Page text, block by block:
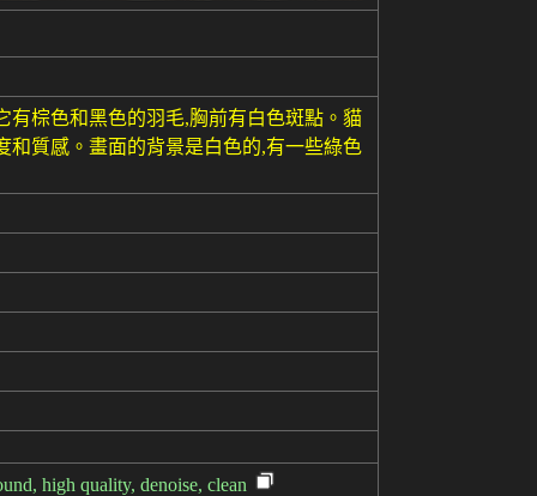
有棕色和黑色的羽毛,胸前有白色斑點。貓
和質感。畫面的背景是白色的,有一些綠色
high quality, denoise, clean